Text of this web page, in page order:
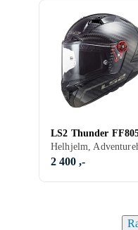
LS2 Thunder
2 400 ,-